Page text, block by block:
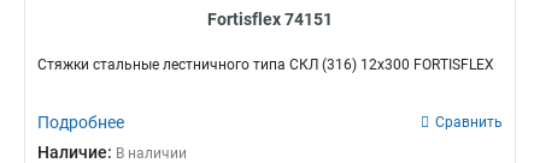
Fortisflex 74151
Стяжки стальные лестничного типа СКЛ (316) 12х300 FORTISFLEX
Подробнее Сравнить
Наличие: В наличии